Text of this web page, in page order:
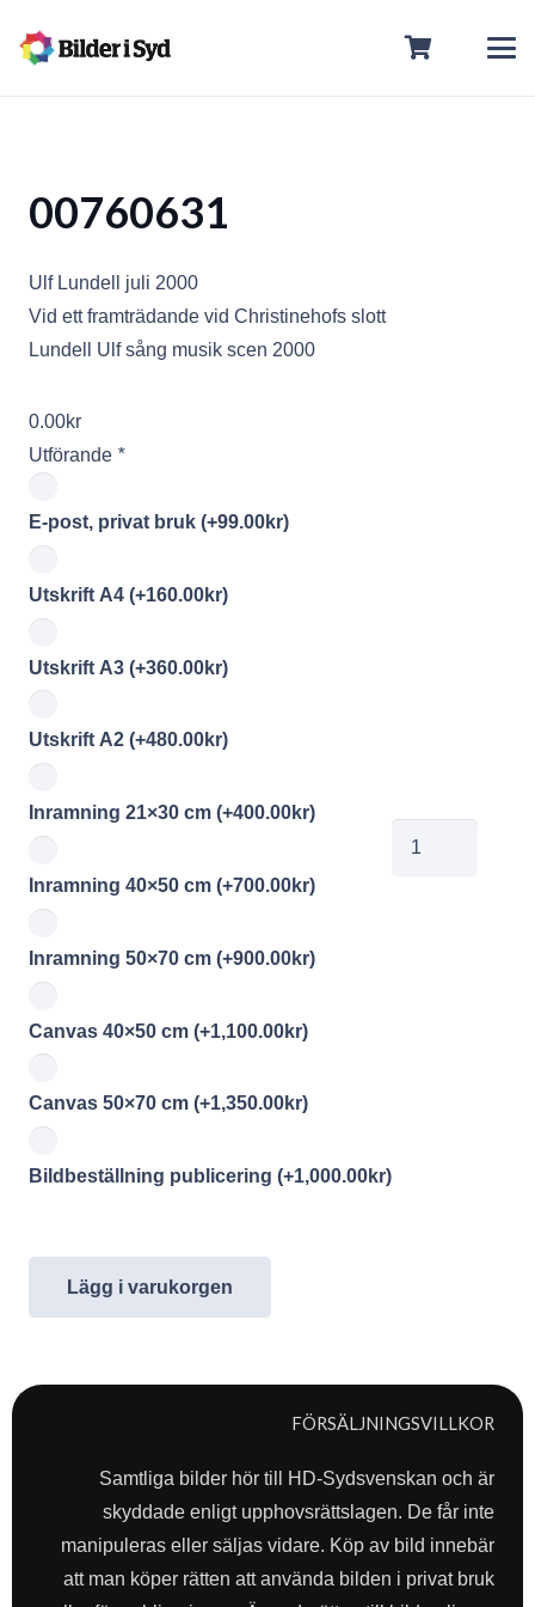
00760631
Ulf Lundell juli 2000
Vid ett framträdande vid Christinehofs slott
Lundell Ulf sång musik scen 2000
0.00kr
Utförande *
E-post, privat bruk (+99.00kr)
Utskrift A4 (+160.00kr)
Utskrift A3 (+360.00kr)
Utskrift A2 (+480.00kr)
Inramning 21×30 cm (+400.00kr)
Inramning 40×50 cm (+700.00kr)
Inramning 50×70 cm (+900.00kr)
Canvas 40×50 cm (+1,100.00kr)
Canvas 50×70 cm (+1,350.00kr)
Bildbeställning publicering (+1,000.00kr)
Lägg i varukorgen
FÖRSÄLJNINGSVILLKOR
Samtliga bilder hör till HD-Sydsvenskan och är
skyddade enligt upphovsrättslagen. De får inte
manipuleras eller säljas vidare. Köp av bild innebär
att man köper rätten att använda bilden i privat bruk